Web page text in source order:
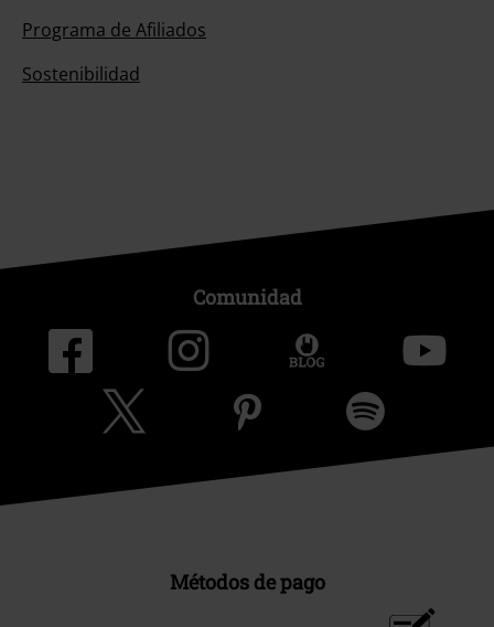
Programa de Afiliados
Sostenibilidad
Comunidad
Métodos de pago